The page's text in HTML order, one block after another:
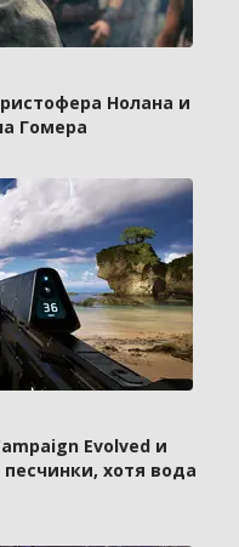
Нолана и
Гомера
Evolved и
хотя вода